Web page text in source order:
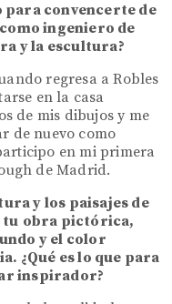
para convencerte de
ingeniero de
y la escultura?
regresa a Robles
en la casa
de mis dibujos y me
de nuevo como
en mi primera
de Madrid.
y los paisajes de
tu obra pictórica,
y el color
¿Qué es lo que para
inspirador?